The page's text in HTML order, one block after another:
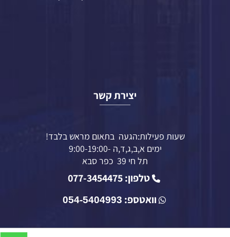
יצירת קשר
שעות פעילות:הגעה בתאום מראש בלבד!
ימים א,ב,ג,ד,ה -9:00-19:00
תל חי 39 כפר סבא
טלפון: 077-3454475
וואטספ: 054-5404993